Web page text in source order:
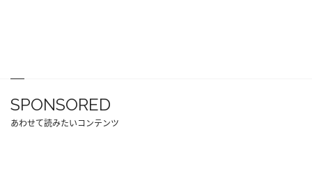
SPONSORED
あわせて読みたいコンテンツ